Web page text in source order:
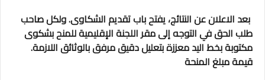
بعد الاعلان عن النتائج، يفتح باب تقديم الشكاوى. ولكل صاحب
طلب الحق في التوجه إلى مقر اللجنة الإقليمية للمنح بشكوى
مكتوبة بخط اليد معززة بتعليل دقيق مرفق بالوثائق اللازمة.
قيمة مبلغ المنحة